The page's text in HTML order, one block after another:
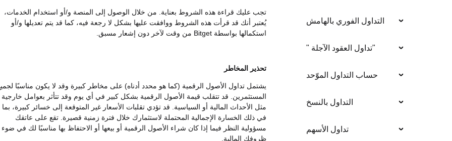
التداول الفوري بالهامش
"تداول العقود الآجلة "
حساب التداول الموّحد
التداول بالنسخ
تداول الأسهم
تجب عليك قراءة هذه الشروط بعناية. من خلال الوصول إلى المنصة و/أو استخدام الخدمات،
يُعتبر أنك قد قرأت هذه الشروط ووافقت عليها بشكل لا رجعة فيه، كما قد يتم تعديلها و/أو
استكمالها بواسطة Bitget من وقت لآخر دون إشعار مسبق.
تحذير المخاطر
يشتمل تداول الأصول الرقمية (كما هو محدد أدناه) على مخاطر كبيرة وقد لا يكون مناسبًا
المستثمرين. قد تتقلب قيمة الأصول الرقمية بشكل كبير في أي يوم وقد تتأثر بعوامل خارجية
مثل الأحداث المالية أو السياسية. قد تؤدي تقلبات الأسعار غير المتوقعة إلى خسائر كبيرة، بما
في ذلك الخسارة الإجمالية المحتملة لاستثمارك خلال فترة زمنية قصيرة. تقع على عاتقك
مسؤولية النظر فيما إذا كان شراء الأصول الرقمية أو بيعها أو الاحتفاظ بها مناسبًا لك في ضوء
ظروفك المالية.